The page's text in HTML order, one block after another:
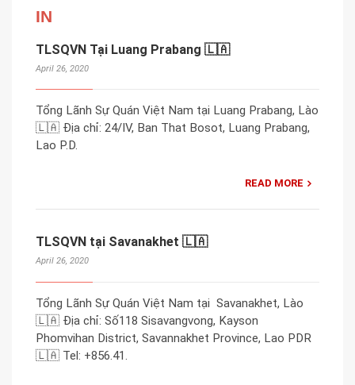
IN
TLSQVN Tại Luang Prabang 🇱🇦
April 26, 2020
Tổng Lãnh Sự Quán Việt Nam tại Luang Prabang, Lào
🇱🇦 Địa chỉ: 24/IV, Ban That Bosot, Luang Prabang,
Lao P.D.
READ MORE
TLSQVN tại Savanakhet 🇱🇦
April 26, 2020
Tổng Lãnh Sự Quán Việt Nam tại Savanakhet, Lào
🇱🇦 Địa chỉ: Số118 Sisavangvong, Kayson
Phomvihan District, Savannakhet Province, Lao PDR
🇱🇦 Tel: +856.41.